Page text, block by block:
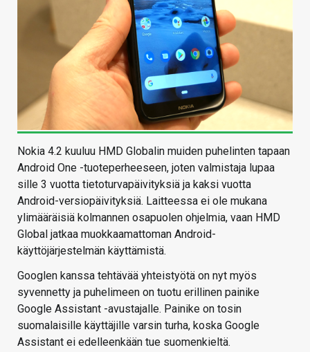
Nokia 4.2 kuuluu HMD Globalin muiden puhelinten tapaan
Android One -tuoteperheeseen, joten valmistaja lupaa
sille 3 vuotta tietoturvapäivityksiä ja kaksi vuotta
Android-versiopäivityksiä. Laitteessa ei ole mukana
ylimääräisiä kolmannen osapuolen ohjelmia, vaan HMD
Global jatkaa muokkaamattoman Android-
käyttöjärjestelmän käyttämistä.
Googlen kanssa tehtävää yhteistyötä on nyt myös
syvennetty ja puhelimeen on tuotu erillinen painike
Google Assistant -avustajalle. Painike on tosin
suomalaisille käyttäjille varsin turha, koska Google
Assistant ei edelleenkään tue suomenkieltä.